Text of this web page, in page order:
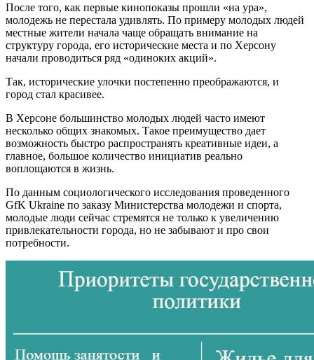
После того, как первые кинопоказы прошли «на ура»,
молодежь не перестала удивлять. По примеру молодых людей
местные жители начала чаще обращать внимание на
структуру города, его исторические места и по Херсону
начали проводиться ряд «одиноких акций».
Так, исторические улочки постепенно преображаются, и
город стал красивее.
В Херсоне большинство молодых людей часто имеют
несколько общих знакомых. Такое преимущество дает
возможность быстро распространять креативные идеи, а
главное, большое количество инициатив реально
воплощаются в жизнь.
По данным социологического исследования проведенного
GfK Ukraine по заказу Министерства молодежи и спорта,
молодые люди сейчас стремятся не только к увеличению
привлекательности города, но не забывают и про свои
потребности.